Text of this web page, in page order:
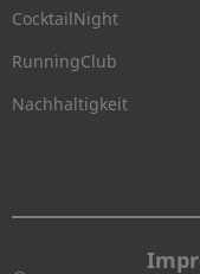
CocktailNight
RunningClub
Nachhaltigkeit